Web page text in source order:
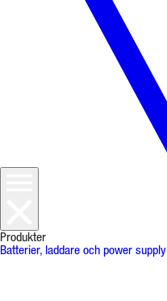
Produkter
Batterier, laddare och power supply